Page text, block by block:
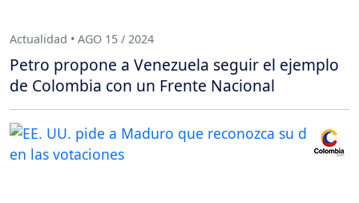
Actualidad • AGO 15 / 2024
Petro propone a Venezuela seguir el ejemplo
de Colombia con un Frente Nacional